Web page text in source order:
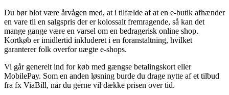
Du bør blot være årvågen med, at i tilfælde af at en e-butik afhænder
en vare til en salgspris der er kolossalt fremragende, så kan det
mange gange være en varsel om en bedragerisk online shop.
Kortkøb er imidlertid inkluderet i en foranstaltning, hvilket
garanterer folk overfor uægte e-shops.
Vi går generelt ind for køb med gængse betalingskort eller
MobilePay. Som en anden løsning burde du drage nytte af et tilbud
fra fx ViaBill, når du gerne vil dække prisen over tid.